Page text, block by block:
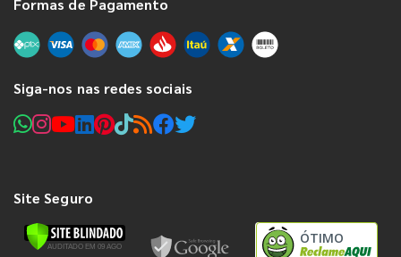
Siga-nos nas redes sociais
Site Seguro
ÓTIMO